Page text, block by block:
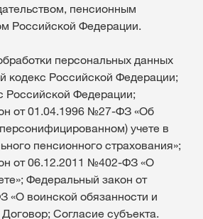
пенсионным
Российской Федерации.
персональных данных
кодекс Российской Федерации;
Российской Федерации;
от 01.04.1996 №27-ФЗ «Об
учете в
пенсионного страхования»;
от 06.12.2011 №402-ФЗ «О
Федеральный закон от
«О воинской обязанности и
Согласие субъекта.